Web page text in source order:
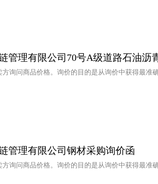
管理有限公司70号A级道路石油沥
询问商品价格。询价的目的是从询价中获得最
管理有限公司钢材采购询价函
询问商品价格。询价的目的是从询价中获得最准